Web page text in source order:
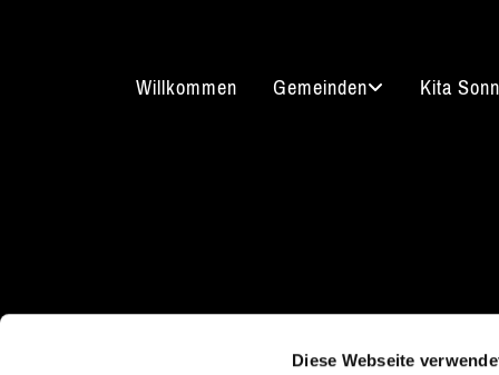
Diese Webseite
Willkommen Gemeinden Kita
08289 Schneeberg